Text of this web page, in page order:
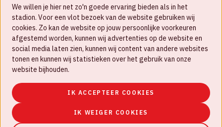
Werken bij
Disclaimer
We willen je hier net zo'n goede ervaring bieden als in het
stadion. Voor een vlot bezoek van de website gebruiken wij
cookies. Zo kan de website op jouw persoonlijke voorkeuren
afgestemd worden, kunnen wij advertenties op de website en
social media laten zien, kunnen wij content van andere websites
tonen en kunnen wij statistieken over het gebruik van onze
website bijhouden.
IK ACCEPTEER COOKIES
IK WEIGER COOKIES